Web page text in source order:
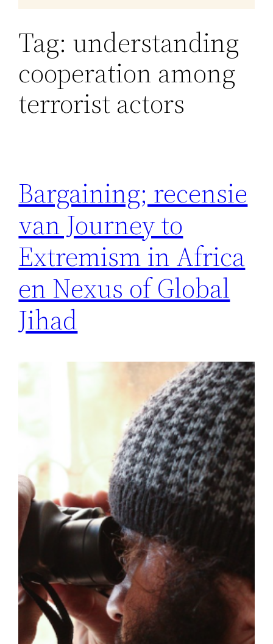
Tag: understanding
cooperation among
terrorist actors
Bargaining; recensie
van Journey to
Extremism in Africa
en Nexus of Global
Jihad